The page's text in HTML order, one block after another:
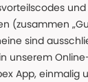
(zusammen
sind
unserem
App, einmalig